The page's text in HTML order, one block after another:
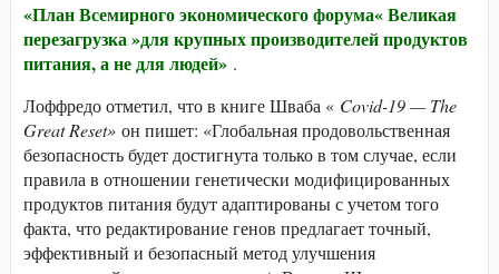
«План Всемирного экономического форума« Великая
перезагрузка »для крупных производителей продуктов
питания, а не для людей» .
Лоффредо отметил, что в книге Шваба « Covid-19 — The
Great Reset» он пишет: «Глобальная продовольственная
безопасность будет достигнута только в том случае, если
правила в отношении генетически модифицированных
продуктов питания будут адаптированы с учетом того
факта, что редактирование генов предлагает точный,
эффективный и безопасный метод улучшения